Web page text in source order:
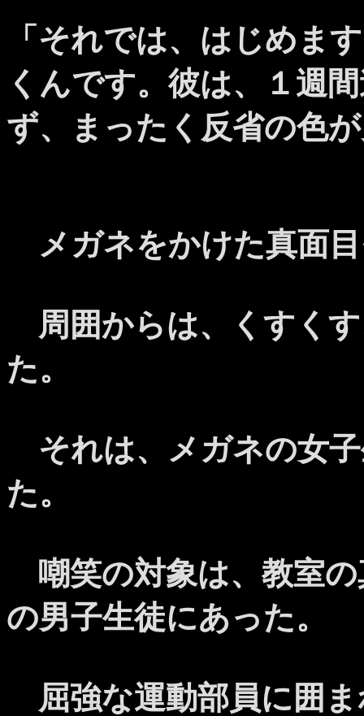
「それでは、はじめま
くんです。彼は、１週
ず、まったく反省の色
メガネをかけた真面
周囲からは、くすく
た。
それは、メガネの女
た。
嘲笑の対象は、教室
の男子生徒にあった。
屈強な運動部員に囲